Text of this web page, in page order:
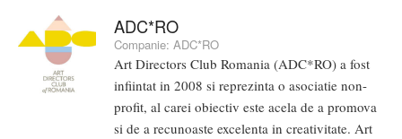
ADC*RO
Companie: ADC*RO
Art Directors Club Romania (ADC*RO) a fost
infiintat in 2008 si reprezinta o asociatie non-
profit, al carei obiectiv este acela de a promova
si de a recunoaste excelenta in creativitate. Art